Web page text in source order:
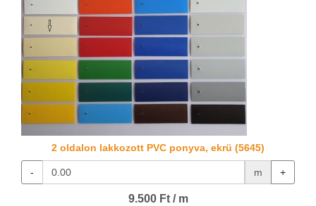
2 oldalon lakkozott PVC ponyva, ekrü (5645)
- m +
9.500 Ft / m